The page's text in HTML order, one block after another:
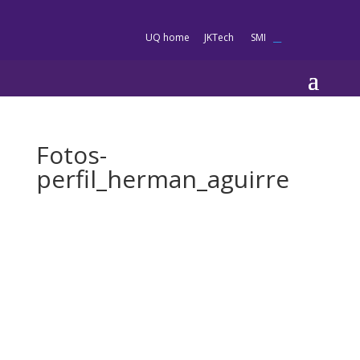
UQ home JKTech SMI
Fotos-
perfil_herman_aguirre